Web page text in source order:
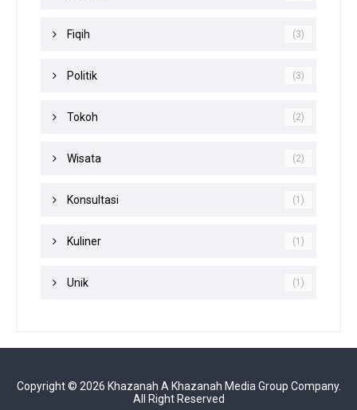
Fiqih (3)
Politik (3)
Tokoh (2)
Wisata (2)
Konsultasi (1)
Kuliner (1)
Unik (1)
Copyright © 2026 Khazanah A Khazanah Media Group Company.
All Right Reserved